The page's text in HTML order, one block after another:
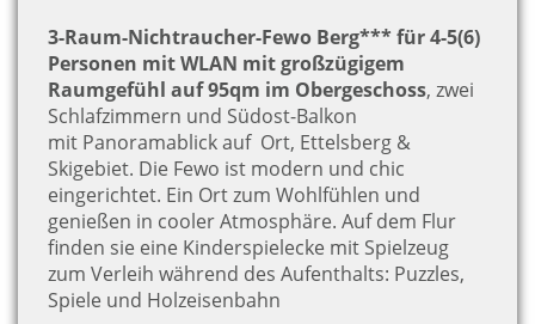
3-Raum-Nichtraucher-Fewo Berg*** für 4-5(6)
Personen mit WLAN mit großzügigem
Raumgefühl auf 95qm im Obergeschoss, zwei
Schlafzimmern und Südost-Balkon
mit Panoramablick auf Ort, Ettelsberg &
Skigebiet. Die Fewo ist modern und chic
eingerichtet. Ein Ort zum Wohlfühlen und
genießen in cooler Atmosphäre. Auf dem Flur
finden sie eine Kinderspielecke mit Spielzeug
zum Verleih während des Aufenthalts: Puzzles,
Spiele und Holzeisenbahn